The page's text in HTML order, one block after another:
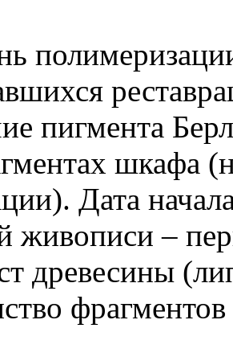
пигмента
шкафа
Дата
живописи –
древесины